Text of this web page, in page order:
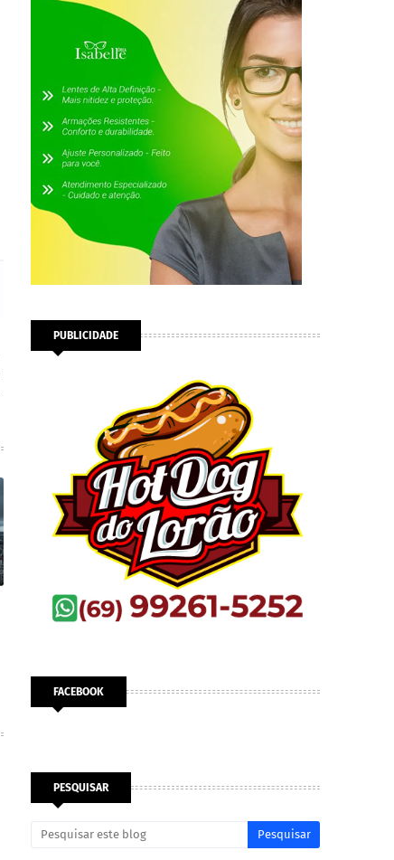
PUBLICIDADE
FACEBOOK
PESQUISAR